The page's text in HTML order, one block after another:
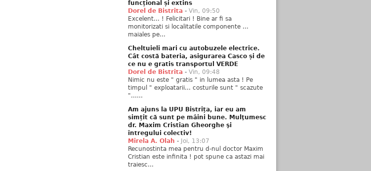
funcțional și extins
Dorel de Bistrita - Vin, 09:50
Excelent... ! Felicitari ! Bine ar fi sa
monitorizati si localitatile componente ...
maiales pe...
Cheltuieli mari cu autobuzele electrice.
Cât costă bateria, asigurarea Casco și de
ce nu e gratis transportul VERDE
Dorel de Bistrita - Vin, 09:48
Nimic nu este " gratis " in lumea asta ! Pe
timpul " exploatarii... costurile sunt " scazute
"......
Am ajuns la UPU Bistrița, iar eu am
simțit că sunt pe mâini bune. Mulţumesc
dr. Maxim Cristian Gheorghe şi
întregului colectiv!
Mirela A. Olah - Joi, 13:07
Recunostinta mea pentru d-nul doctor Maxim
Cristian este infinita ! pot spune ca astazi mai
traiesc...